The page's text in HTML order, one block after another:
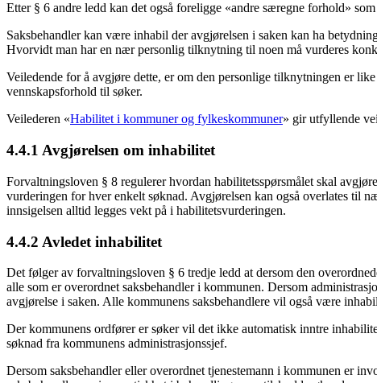
Etter § 6 andre ledd kan det også foreligge «andre særegne forhold»
Saksbehandler kan være inhabil der avgjørelsen i saken kan ha
Hvorvidt man har en nær personlig tilknytning til noen må vurderes
Veiledende for å avgjøre dette, er om den personlige tilknytningen er
vennskapsforhold til søker.
Veilederen «Habilitet i kommuner og fylkeskommuner» gir utfyllende
4.4.1 Avgjørelsen om inhabilitet
Forvaltningsloven § 8 regulerer hvordan habilitetsspørsmålet skal
vurderingen for hver enkelt søknad. Avgjørelsen kan også overlates til
innsigelsen alltid legges vekt på i habilitetsvurderingen.
4.4.2 Avledet inhabilitet
Det følger av forvaltningsloven § 6 tredje ledd at dersom den
alle som er overordnet saksbehandler i kommunen. Dersom
avgjørelse i saken. Alle kommunens saksbehandlere vil også være
Der kommunens ordfører er søker vil det ikke automatisk inntre
søknad fra kommunens administrasjonssjef.
Dersom saksbehandler eller overordnet tjenestemann i kommunen er